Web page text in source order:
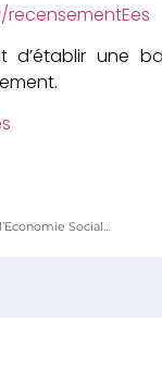
d’établir une